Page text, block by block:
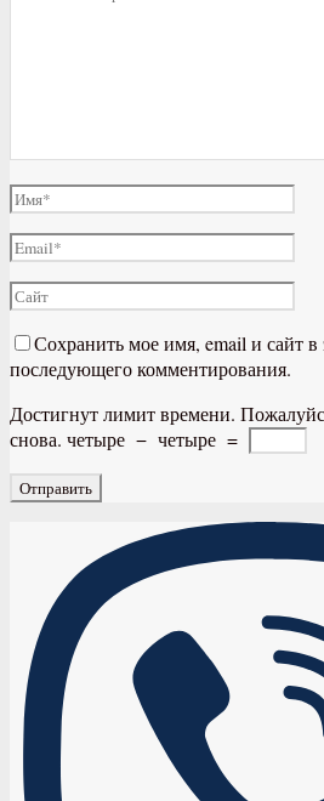
Сохранить мое имя, email и сайт в
последующего комментирования.
Достигнут лимит времени.
снова. четыре − четыре =